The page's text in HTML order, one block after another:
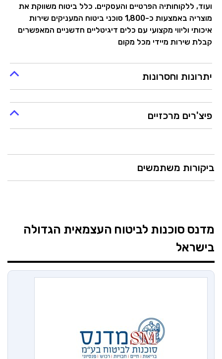
ועוד, ללקוחותיה הפרטיים והעסקיים. כלל ביטוח משווקת את
מוצריה באמצעות כ-1,800 סוכני ביטוח המעניקים שירות
איכותי וליווי מקצועי עם כלים דיגיטליים חדשניים המאפשרים
קבלת שירות מיידי מכל מקום
יתרונות וחסרונות
פיצ'רים מרכזיים
ביקורות משתמשים
מדנס סוכנות לביטוח העצמאית הגדולה
בישראל